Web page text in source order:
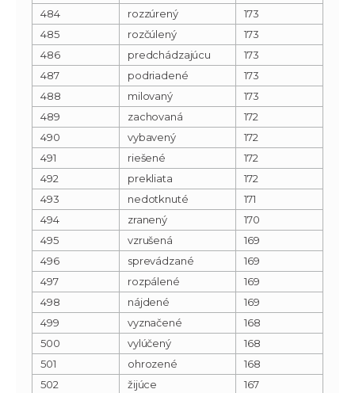
484
rozzúrený
173
485
rozčúlený
173
486
predchádzajúcu
173
487
podriadené
173
488
milovaný
173
489
zachovaná
172
490
vybavený
172
491
riešené
172
492
prekliata
172
493
nedotknuté
171
494
zranený
170
495
vzrušená
169
496
sprevádzané
169
497
rozpálené
169
498
nájdené
169
499
vyznačené
168
500
vylúčený
168
501
ohrozené
168
502
žijúce
167